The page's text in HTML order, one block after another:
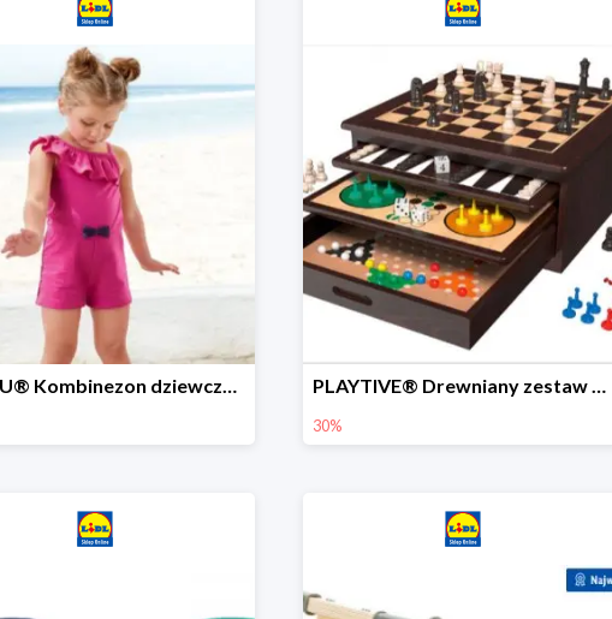
LUPILU® Kombinezon dziewczęcy z bawełny PLAYTIVE® Drewniany zestaw gier 10 w 1
30%